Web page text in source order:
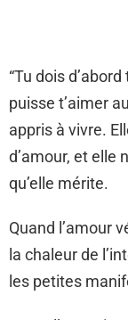
“Tu dois
puisse t’aimer
appris à vivre.
d’amour, et elle
qu’elle mérite.
Quand l’amour
la chaleur de
les petites